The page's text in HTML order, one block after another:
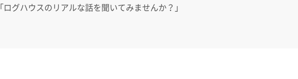
「ログハウスのリアルな話を聞いてみませんか？」